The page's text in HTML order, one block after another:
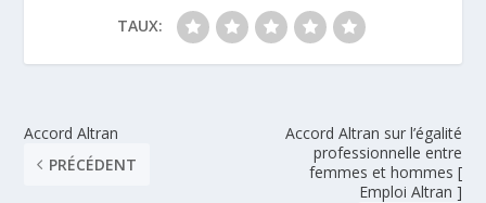
TAUX:
Accord Altran
PRÉCÉDENT
Accord Altran sur l’égalité
professionnelle entre
femmes et hommes [
Emploi Altran ]